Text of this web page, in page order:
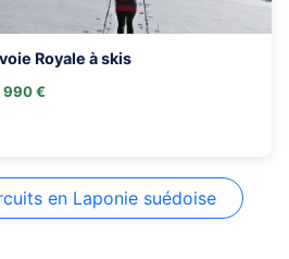
Royale à skis
990 €
en Laponie suédoise